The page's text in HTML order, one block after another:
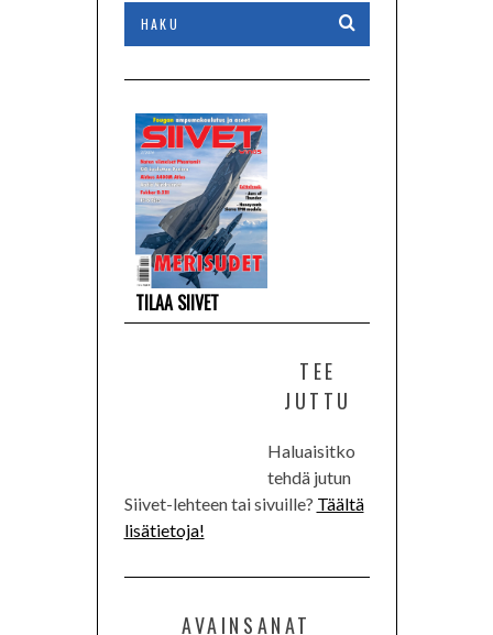
TILAA SIIVET
TEE
JUTTU
Haluaisitko
tehdä jutun
Siivet-lehteen tai sivuille? Täältä
lisätietoja!
AVAINSANAT